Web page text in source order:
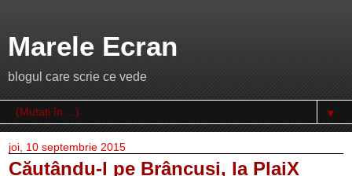
Marele Ecran
blogul care scrie ce vede
▼
joi, 10 septembrie 2015
Căutându-l pe Brâncuși, la PlaiX